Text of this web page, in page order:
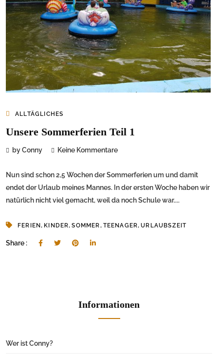
ALLTÄGLICHES
Unsere Sommerferien Teil 1
by Conny Keine Kommentare
Nun sind schon 2,5 Wochen der Sommerferien um und damit
endet der Urlaub meines Mannes. In der ersten Woche haben wir
natürlich nicht viel gemacht, weil da noch Schule war....
FERIEN, KINDER,SOMMER, TEENAGER,URLAUBSZEIT
Share :
Informationen
Wer ist Conny?